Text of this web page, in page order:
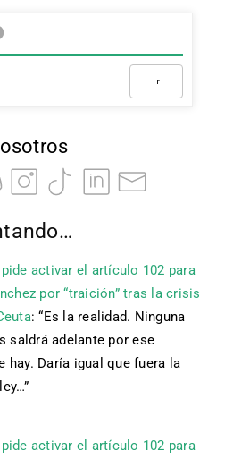
Ir
activar el artículo 102 para
por “traición” tras la crisis
: “Es la realidad. Ninguna
saldrá adelante por ese
hay. Daría igual que fuera la
”
activar el artículo 102 para